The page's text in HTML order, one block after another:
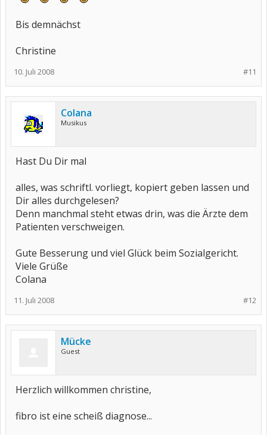
Bis demnächst
Christine
#11
10. Juli 2008
Colana
Musikus
Hast Du Dir mal
alles, was schriftl. vorliegt, kopiert geben lassen und
Dir alles durchgelesen?
Denn manchmal steht etwas drin, was die Ärzte dem
Patienten verschweigen.
Gute Besserung und viel Glück beim Sozialgericht.
Viele Grüße
Colana
#12
11. Juli 2008
Mücke
Guest
Herzlich willkommen christine,
fibro ist eine scheiß diagnose...